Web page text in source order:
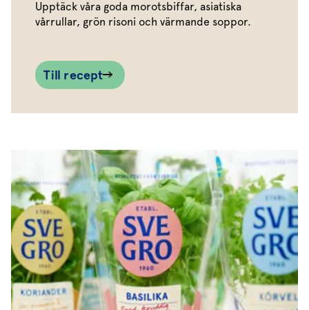
Upptäck våra goda morotsbiffar, asiatiska
vårrullar, grön risoni och värmande soppor.
Till recept